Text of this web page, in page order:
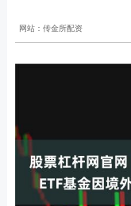
网站：传金所配资